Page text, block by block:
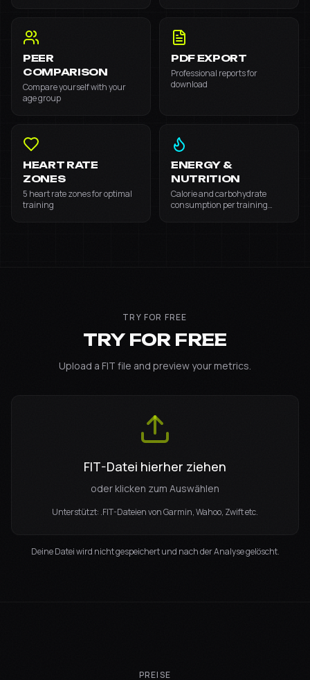
PEER
COMPARISON
Compare yourself with your
age group
PDF EXPORT
Professional reports for
download
HEART RATE
ZONES
5 heart rate zones for optimal
training
ENERGY &
NUTRITION
Calorie and carbohydrate
consumption per training
TRY FOR FREE
TRY FOR FREE
Upload a FIT file and preview your metrics.
FIT-Datei hierher ziehen
oder klicken zum Auswählen
Unterstützt: .FIT-Dateien von Garmin, Wahoo, Zwift etc.
Deine Datei wird nicht gespeichert und nach der Analyse gelöscht.
PREISE